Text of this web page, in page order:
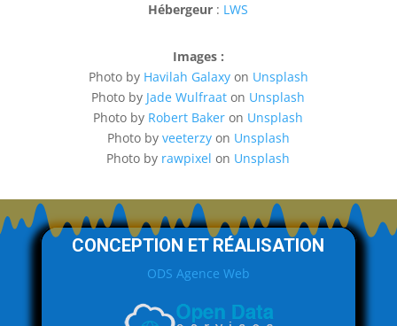
Hébergeur : LWS
Images :
Photo by Havilah Galaxyon Unsplash
Photo by Jade Wulfraat on Unsplash
Photo by Robert Baker on Unsplash
Photo by veeterzyon Unsplash
Photo by rawpixel on Unsplash
CONCEPTION ET RÉALISATION
ODS Agence Web